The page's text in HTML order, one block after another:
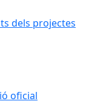
dels projectes
oficial